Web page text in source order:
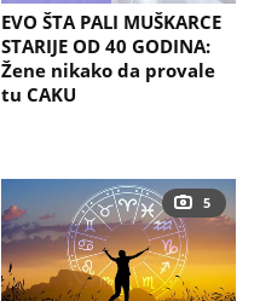
EVO ŠTA PALI MUŠKARCE
STARIJE OD 40 GODINA:
Žene nikako da provale
tu CAKU
5